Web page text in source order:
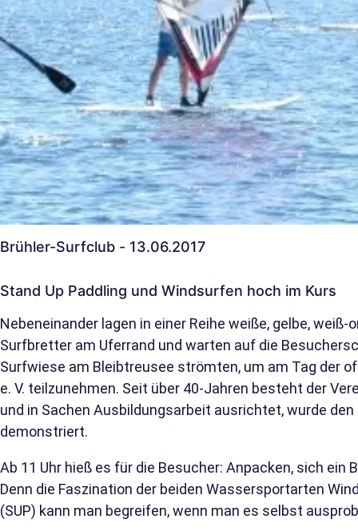
Brühler-Surfclub - 13.06.2017
Stand Up Paddling und Windsurfen hoch im Kurs
Nebeneinander lagen in einer Reihe weiße, gelbe,
Surfbretter am Uferrand und warten auf die
Surfwiese am Bleibtreusee strömten, um am Tag der
e. V. teilzunehmen. Seit über 40-Jahren besteht der
und in Sachen Ausbildungsarbeit ausrichtet, wurde
demonstriert.
Ab 11 Uhr hieß es für die Besucher: Anpacken, sich ein
Denn die Faszination der beiden Wassersportarten
(SUP) kann man begreifen, wenn man es selbst